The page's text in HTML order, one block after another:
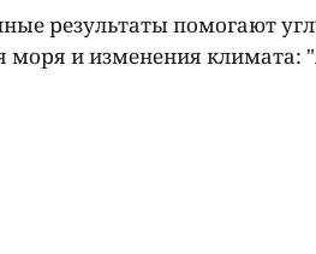
результаты помогают
и изменения климата: